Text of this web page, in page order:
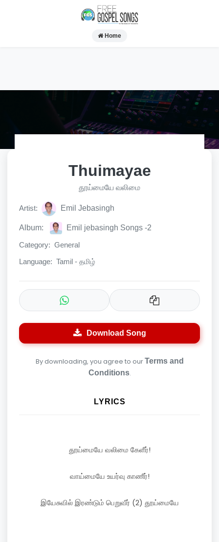
Home
Thuimayae
தூய்மையே வலிமை
Artist: Emil Jebasingh
Album: Emil jebasingh Songs -2
Category: General
Language: Tamil - தமிழ்
Download Song
By downloading, you agree to ourTerms and
Conditions.
LYRICS
தூய்மையே வலிமை கேளீர்!
வாய்மையே உயர்வு காணீர்!
இயேசுவில் இரண்டும் பெறுவீர் (2) தூய்மையே